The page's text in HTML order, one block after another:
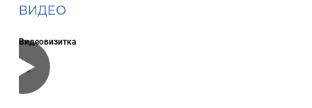
ВИДЕО
Видеовизитка